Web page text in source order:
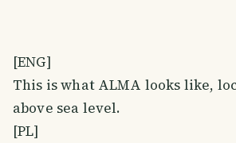
[ENG]
This is what ALMA looks like,
above sea level.
[PL]